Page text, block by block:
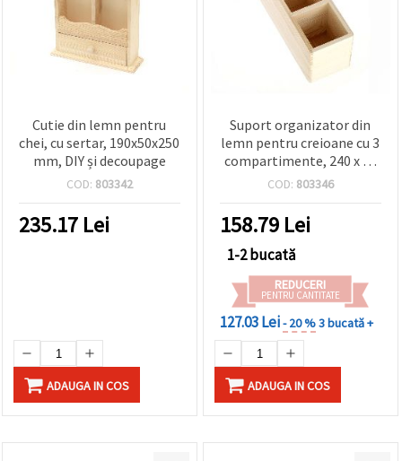
Cutie din lemn pentru
chei, cu sertar, 190x50x250
mm, DIY și decoupage
COD: 803342
235.17 Lei
ADAUGA IN COS
Suport organizator din
lemn pentru creioane cu 3
compartimente, 240 x 78
x 100 mm
COD: 803346
158.79 Lei
1-2 bucată
REDUCERI
PENTRU CANTITATE
127.03 Lei- 20 %3 bucată +
ADAUGA IN COS